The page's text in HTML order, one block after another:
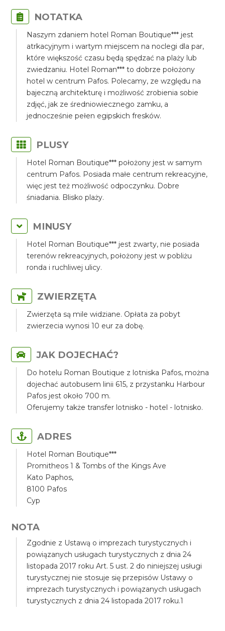
NOTATKA
Naszym zdaniem hotel Roman Boutique*** jest
atrkacyjnym i wartym miejscem na noclegi dla par,
które większość czasu będą spędzać na plaży lub
zwiedzaniu. Hotel Roman*** to dobrze położony
hotel w centrum Pafos. Polecamy, ze względu na
bajeczną architekturę i możliwość zrobienia sobie
zdjęć, jak ze średniowiecznego zamku, a
jednocześnie pełen egipskich fresków.
PLUSY
Hotel Roman Boutique*** położony jest w samym
centrum Pafos. Posiada małe centrum rekreacyjne,
więc jest też możliwość odpoczynku. Dobre
śniadania. Blisko plaży.
MINUSY
Hotel Roman Boutique*** jest zwarty, nie posiada
terenów rekreacyjnych, położony jest w pobliżu
ronda i ruchliwej ulicy.
ZWIERZĘTA
Zwierzęta są mile widziane. Opłata za pobyt
zwierzecia wynosi 10 eur za dobę.
JAK DOJECHAĆ?
Do hotelu Roman Boutique z lotniska Pafos, można
dojechać autobusem linii 615, z przystanku Harbour
Pafos jest około 700 m.
Oferujemy także transfer lotnisko - hotel - lotnisko.
ADRES
Hotel Roman Boutique***
Promitheos 1 & Tombs of the Kings Ave
Kato Paphos,
8100 Pafos
Cyp
NOTA
Zgodnie z Ustawą o imprezach turystycznych i
powiązanych usługach turystycznych z dnia 24
listopada 2017 roku Art. 5 ust. 2 do niniejszej usługi
turystycznej nie stosuje się przepisów Ustawy o
imprezach turystycznych i powiązanych usługach
turystycznych z dnia 24 listopada 2017 roku.1